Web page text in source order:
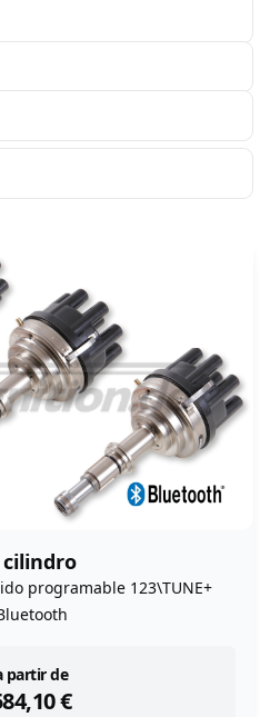
cilindro
programable 123\TUNE+
partir de
€